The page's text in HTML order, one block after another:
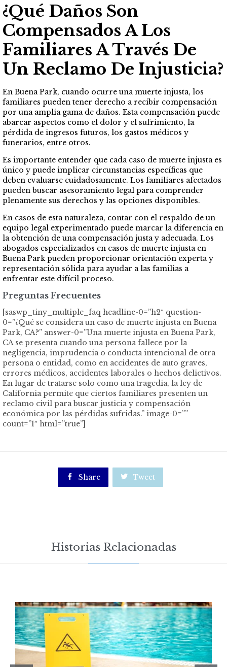
¿Qué Daños Son
Compensados A Los
Familiares A Través De
Un Reclamo De Injusticia?
En Buena Park, cuando ocurre una muerte injusta, los
familiares pueden tener derecho a recibir compensación
por una amplia gama de daños. Esta compensación puede
abarcar aspectos como el dolor y el sufrimiento, la
pérdida de ingresos futuros, los gastos médicos y
funerarios, entre otros.
Es importante entender que cada caso de muerte injusta es
único y puede implicar circunstancias específicas que
deben evaluarse cuidadosamente. Los familiares afectados
pueden buscar asesoramiento legal para comprender
plenamente sus derechos y las opciones disponibles.
En casos de esta naturaleza, contar con el respaldo de un
equipo legal experimentado puede marcar la diferencia en
la obtención de una compensación justa y adecuada. Los
abogados especializados en casos de muerte injusta en
Buena Park pueden proporcionar orientación experta y
representación sólida para ayudar a las familias a
enfrentar este difícil proceso.
Preguntas Frecuentes
[saswp_tiny_multiple_faq headline-0=”h2″ question-
0=”¿Qué se considera un caso de muerte injusta en Buena
Park, CA?” answer-0=”Una muerte injusta en Buena Park,
CA se presenta cuando una persona fallece por la
negligencia, imprudencia o conducta intencional de otra
persona o entidad, como en accidentes de auto graves,
errores médicos, accidentes laborales o hechos delictivos.
En lugar de tratarse solo como una tragedia, la ley de
California permite que ciertos familiares presenten un
reclamo civil para buscar justicia y compensación
económica por las pérdidas sufridas.” image-0=””
count=”1″ html=”true”]
 Share  Tweet
Historias Relacionadas